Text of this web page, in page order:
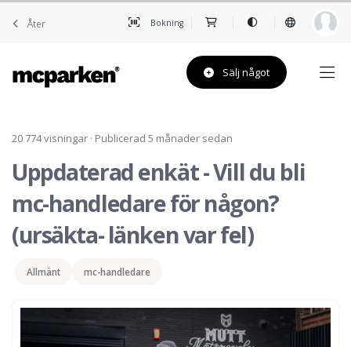
Åter Bokning
Sälj något
20 774 visningar · Publicerad 5 månader sedan
Uppdaterad enkät - Vill du bli
mc-handledare för någon?
(ursäkta- länken var fel)
Allmänt mc-handledare